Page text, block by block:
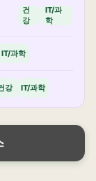
건
강
IT/과
학
IT/과학
강 IT/과학